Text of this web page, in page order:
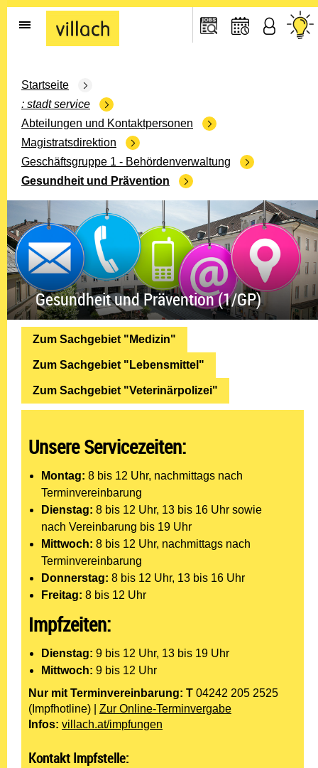
Gehe zur Startseite
Startseite
stadt service
Abteilungen und Kontaktpersonen
Magistratsdirektion
Geschäftsgruppe 1 - Behördenverwaltung
Gesundheit und Prävention
Gesundheit und Prävention (1/GP)
Zum Sachgebiet "Medizin"
Zum Sachgebiet "Lebensmittel"
Zum Sachgebiet "Veterinärpolizei"
Unsere Servicezeiten:
Montag: 8 bis 12 Uhr, nachmittags nach
Terminvereinbarung
Dienstag: 8 bis 12 Uhr, 13 bis 16 Uhr sowie
nach Vereinbarung bis 19 Uhr
Mittwoch: 8 bis 12 Uhr, nachmittags nach
Terminvereinbarung
Donnerstag: 8 bis 12 Uhr, 13 bis 16 Uhr
Freitag: 8 bis 12 Uhr
Impfzeiten:
Dienstag: 9 bis 12 Uhr, 13 bis 19 Uhr
Mittwoch: 9 bis 12 Uhr
Nur mit Terminvereinbarung: T 04242 205 2525
(Impfhotline) | Zur Online-Terminvergabe
Infos: villach.at/impfungen
Kontakt Impfstelle: